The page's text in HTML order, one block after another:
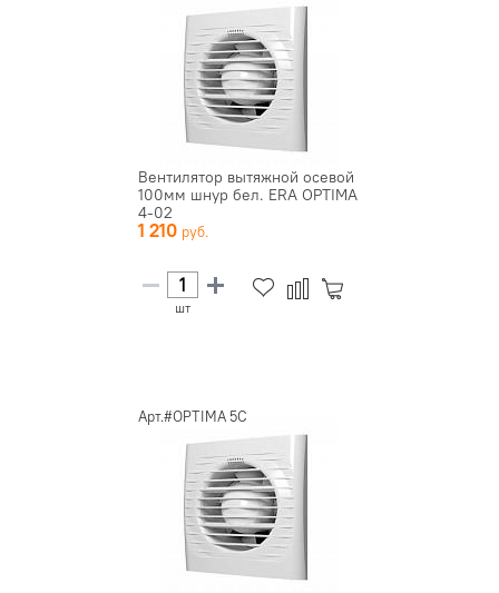
Вентилятор вытяжной осевой
100мм шнур бел. ERA OPTIMA
4-02
1 210
шт
Арт.#OPTIMA 5C